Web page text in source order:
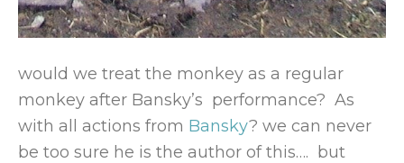
would we treat the monkey as a regular
monkey after Bansky’s performance? As
with all actions from Bansky? we can never
be too sure he is the author of this…. but